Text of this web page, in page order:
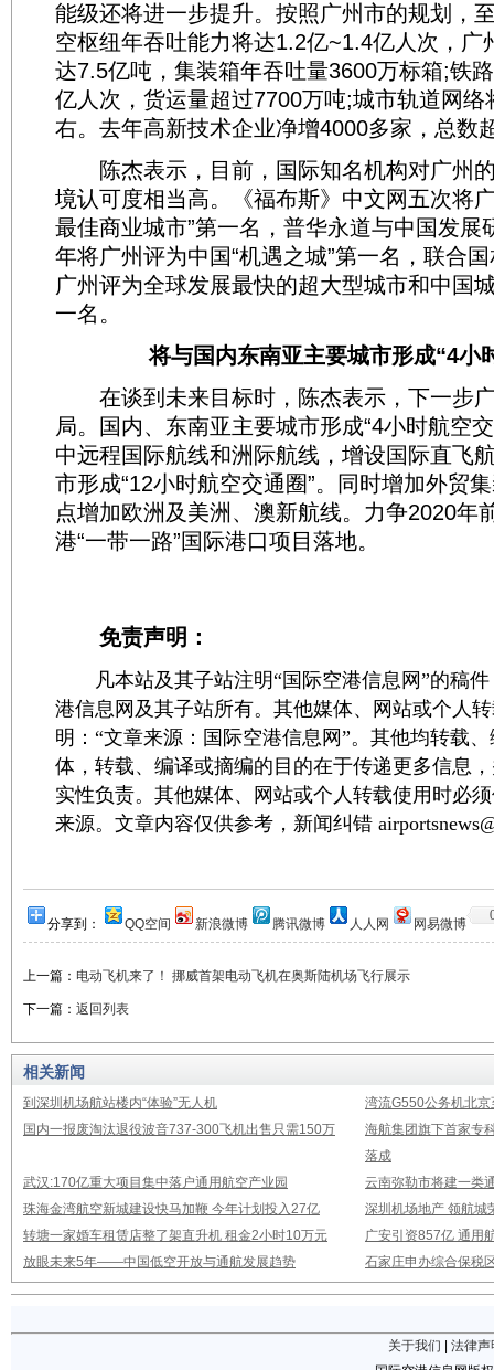
能级还将进一步提升。按照广州市的规划，
空枢纽年吞吐能力将达1.2亿~1.4亿人次，广
达7.5亿吨，集装箱年吞吐量3600万标箱;铁
亿人次，货运量超过7700万吨;城市轨道网络
右。去年高新技术企业净增4000多家，总数
陈杰表示，目前，国际知名机构对广州
境认可度相当高。《福布斯》中文网五次将
最佳商业城市”第一名，普华永道与中国发展
年将广州评为中国“机遇之城”第一名，联合
广州评为全球发展最快的超大型城市和中国
一名。
将与国内东南亚主要城市形成“4小
在谈到未来目标时，陈杰表示，下一步
局。国内、东南亚主要城市形成“4小时航空
中远程国际航线和洲际航线，增设国际直飞
市形成“12小时航空交通圈”。同时增加外贸
点增加欧洲及美洲、澳新航线。力争2020年
港“一带一路”国际港口项目落地。
免责声明：
凡本站及其子站注明“国际空港信息网”的稿件
港信息网及其子站所有。其他媒体、网站或个人
明：“文章来源：国际空港信息网”。其他均转载
体，转载、编译或摘编的目的在于传递更多信息
实性负责。其他媒体、网站或个人转载使用时必
来源。文章内容仅供参考，新闻纠错
分享到： QQ空间 新浪微博 腾讯微博 人人网 网易微博
上一篇： 电动飞机来了！ 挪威首架电动飞机在奥斯陆机场飞行展示
下一篇： 返回列表
相关新闻
到深圳机场航站楼内“体验”无人机
湾流G550公务机北
国内一报废淘汰退役波音737-300飞机出售只需150万
海航集团旗下首家专
落成
武汉:170亿重大项目集中落户通用航空产业园
云南弥勒市将建一类
珠海金湾航空新城建设快马加鞭 今年计划投入27亿
深圳机场地产 领航城
转塘一家婚车租赁店整了架直升机 租金2小时10万元
广安引资857亿 通用
放眼未来5年——中国低空开放与通航发展趋势
石家庄申办综合保税
关于我们
法律声